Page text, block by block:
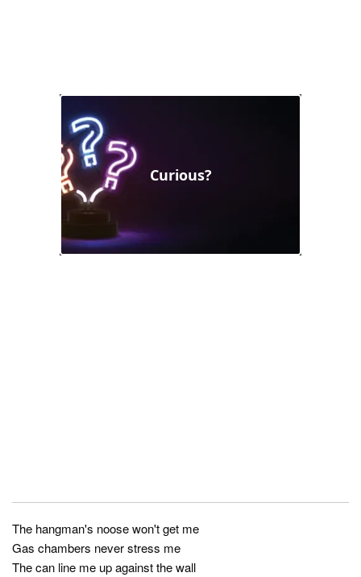
The hangman's noose won't get me
Gas chambers never stress me
The can line me up against the wall